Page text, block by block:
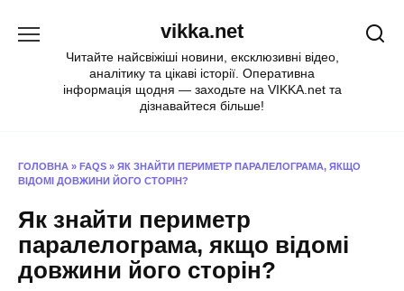
vikka.net
Читайте найсвіжіші новини, ексклюзивні відео,
аналітику та цікаві історії. Оперативна
інформація щодня — заходьте на VIKKA.net та
дізнавайтеся більше!
ГОЛОВНА » FAQS » ЯК ЗНАЙТИ ПЕРИМЕТР ПАРАЛЕЛОГРАМА, ЯКЩО
ВІДОМІ ДОВЖИНИ ЙОГО СТОРІН?
Як знайти периметр
паралелограма, якщо відомі
довжини його сторін?